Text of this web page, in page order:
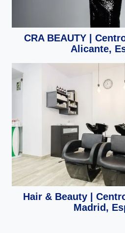
CRA BEAUTY |
Alicante,
Hair & Beauty |
Madrid,